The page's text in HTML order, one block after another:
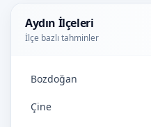
Aydın İlçeleri
İlçe bazlı tahminler
Bozdoğan
Çine